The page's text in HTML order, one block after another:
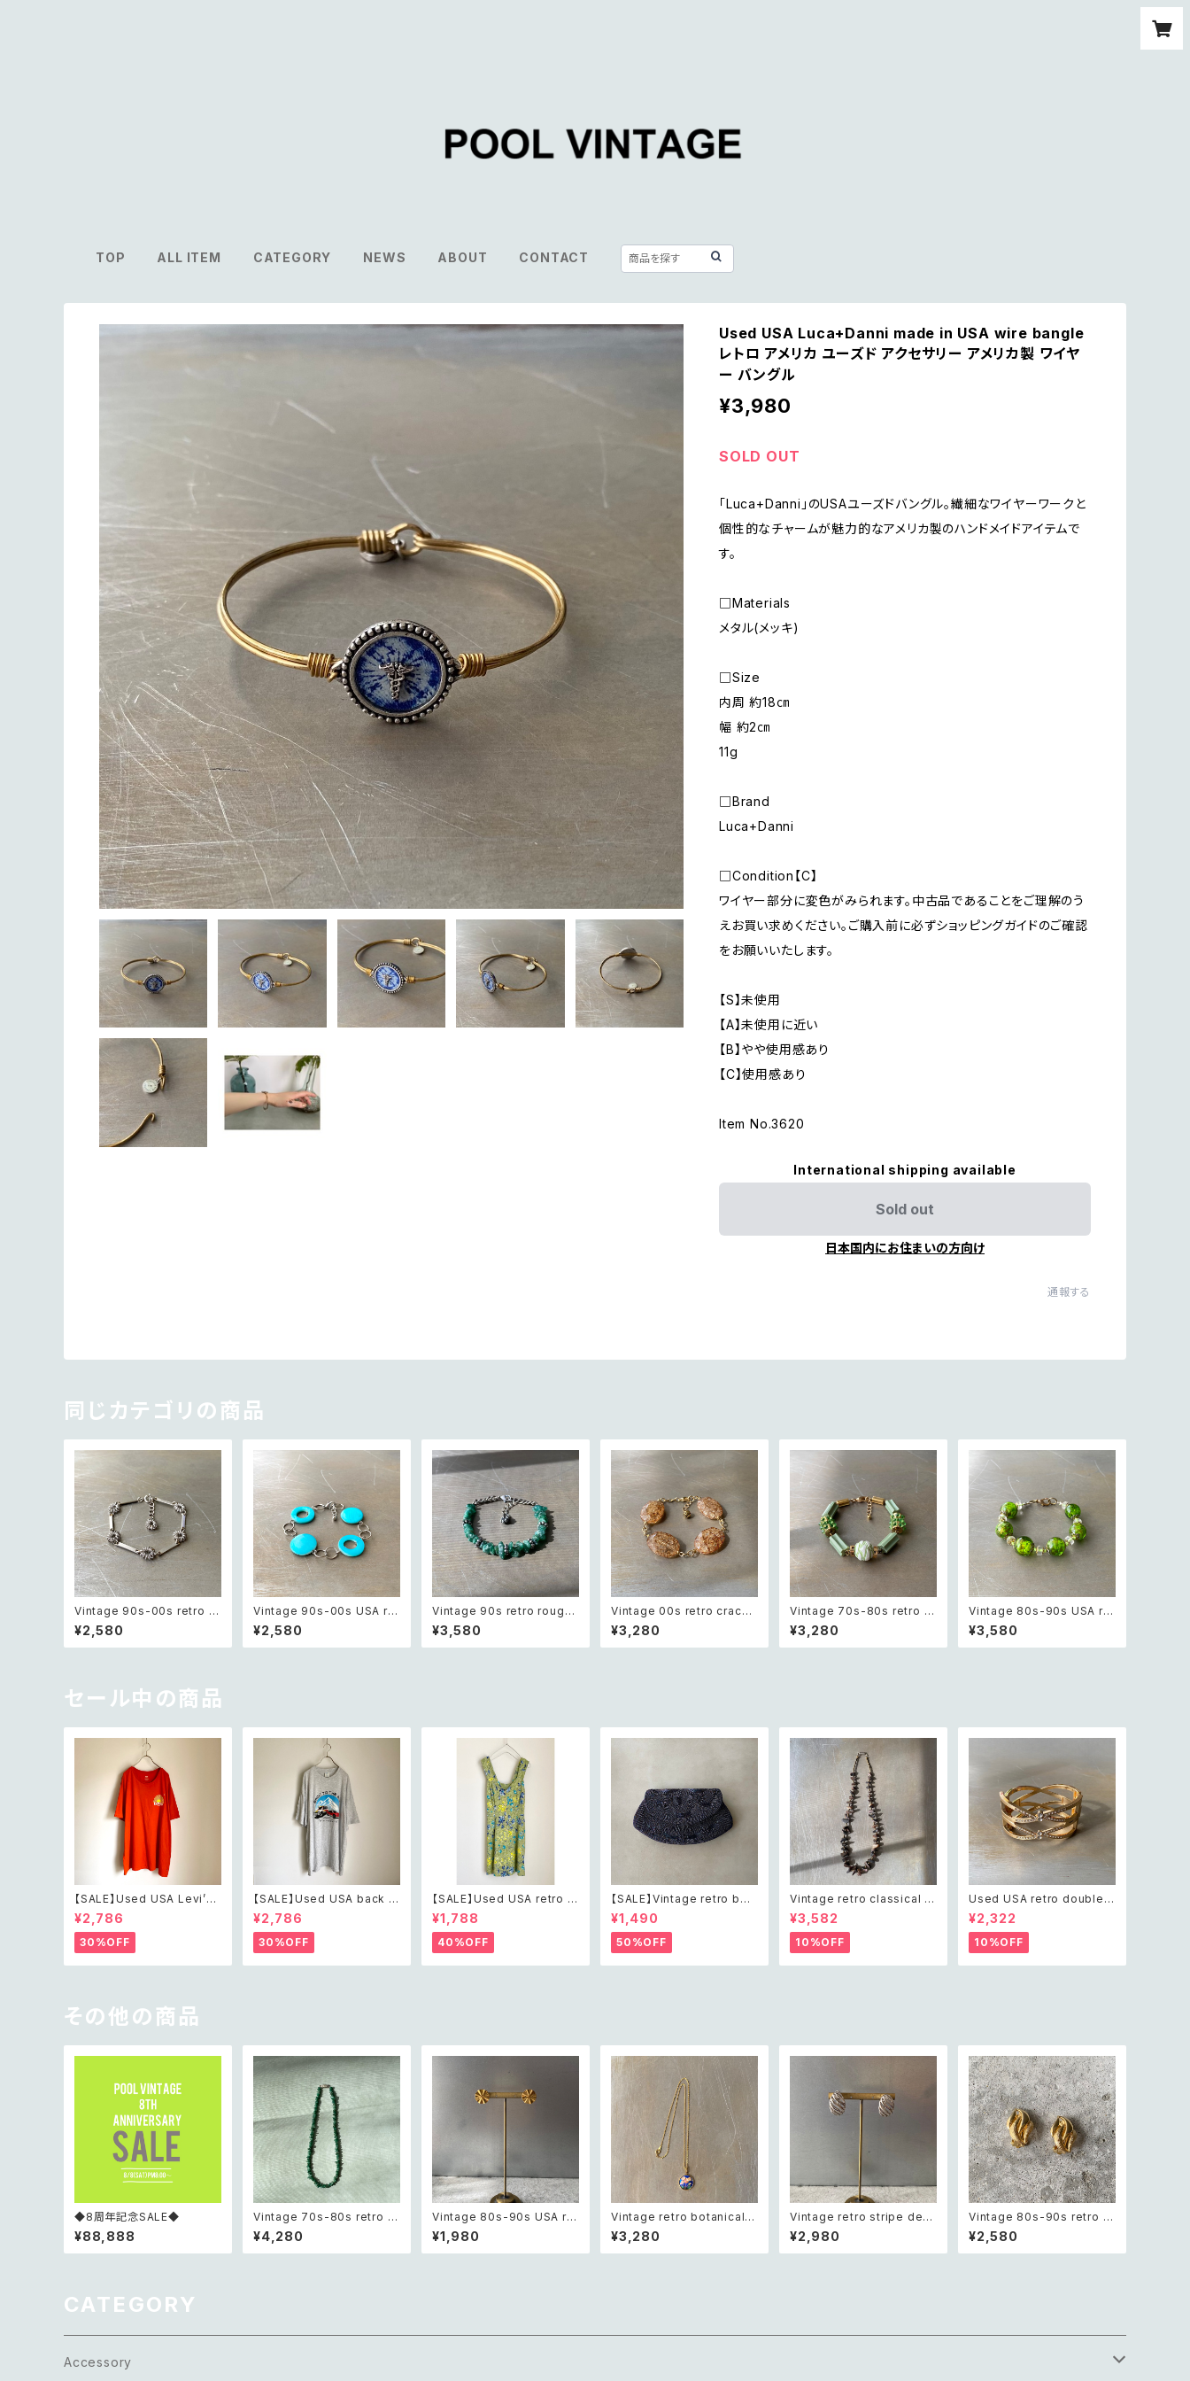
TOP ALL ITEM CATEGORY NEWS ABOUT CONTACT
Used USA Luca+Danni made in USA wire bangle
レトロ アメリカ ユーズド アクセサリー アメリカ製 ワイヤ
ー バングル
¥3,980
SOLD OUT
「Luca+Danni」のUSAユーズドバングル。繊細なワイヤーワークと
個性的なチャームが魅力的なアメリカ製のハンドメイドアイテムで
す。
□Materials
メタル(メッキ)
□Size
内周 約18㎝
幅 約2㎝
11g
□Brand
Luca+Danni
□Condition【C】
ワイヤー部分に変色がみられます。中古品であることをご理解のう
えお買い求めください。ご購入前に必ずショッピングガイドのご確認
をお願いいたします。
【S】未使用
【A】未使用に近い
【B】やや使用感あり
【C】使用感あり
Item No.3620
International shipping available
Sold out
日本国内にお住まいの方向け
通報する
同じカテゴリの商品
Vintage 90s-00s retro m
etal wire flower chain br
acelet レトロ ヴィンテージ
アクセサリー シルバー メタル
¥2,580
Vintage 90s-00s USA ret
ro blue shell beads brac
elet レトロ アメリカ ヴィンテ
ージ アクセサリー ブルー シ
¥2,580
Vintage 90s retro rough
cut green aventurine bra
celet レトロ ヴィンテージ ア
クセサリー 天然石 ラフカット
¥3,580
Vintage 00s retro crack
beads bracelet レトロ ヴィ
ンテージ アクセサリー クラッ
ク ビーズ ブレスレット
¥3,280
Vintage 70s-80s retro gr
een bijou classical bead
s bracelet レトロ ヴィンテ
ージ アクセサリー グリーン
¥3,280
Vintage 80s-90s USA ret
ro green glass beads br
acelet レトロ アメリカ ヴィ
ンテージ アクセサリー グリー
¥3,580
セール中の商品
【SALE】Used USA Levi’s
sunrise design orange t
shirt レトロ アメリカ ユーズ
ド 古着 リーバイス サンライズ
デザイン オレンジ Tシャツ X
XL
¥2,786
30%OFF
【SALE】Used USA back t
o the 80s car design t sh
irt レトロ アメリカ ユーズド
古着 カーデザイン ライトグレ
ー Tシャツ XXL
¥2,786
30%OFF
【SALE】Used USA retro b
otanical flower salopett
e short pants レトロ アメリ
カ ユーズド 古着 ライトグリー
ン ボタニカル フラワー サロペ
ット ショートパンツ
¥1,788
40%OFF
【SALE】Vintage retro bea
ds embroidery navy blue
pouch レトロ ヴィンテージ
ホワイト ビーズ刺繍 ネイビー
紺色 ポーチ
¥1,490
50%OFF
Vintage retro classical ro
ugh cut shell beads nec
klace レトロ ヴィンテージ ア
クセサリー クラシカル ラフカ
ット シェル ビーズ ネックレス
¥3,582
10%OFF
Used USA retro double c
ross crystal bijou bangle
レトロ アメリカ ユーズド アク
セサリー ゴールド ダブル クロ
ス ビジュー バングル
¥2,322
10%OFF
その他の商品
◆8周年記念SALE◆
¥88,888
Vintage 70s-80s retro ro
ugh cut green aventurine
necklace レトロ ヴィンテー
ジ アクセサリー 天然石 ラフ
¥4,280
Vintage 80s-90s USA ret
ro sun design pierce レト
ロ アメリカ ヴィンテージ アク
セサリー 太陽 デザイン ピア
¥1,980
Vintage retro botanical fl
ower blue enamel neckl
ace レトロ ヴィンテージ アク
セサリー ボタニカル フラワー
¥3,280
Vintage retro stripe desi
gn earring レトロ ヴィンテ
ージ アクセサリー シルバー
ストライプ デザイン イヤリン
¥2,980
Vintage 80s-90s retro cl
assical textured design
earring レトロ ヴィンテージ
アクセサリー ゴールド クラシ
¥2,580
CATEGORY
Accessory